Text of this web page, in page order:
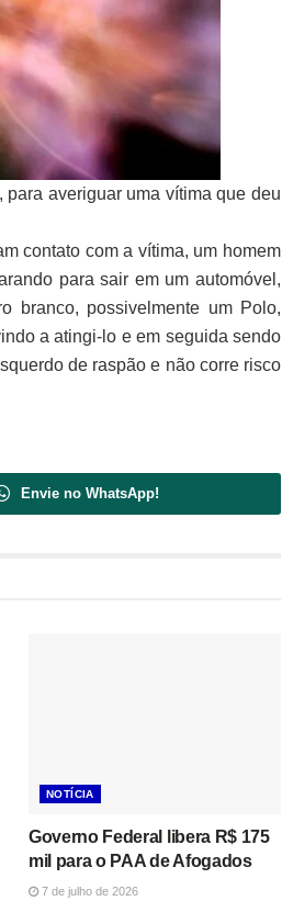
averiguar uma vítima que deu
contato com a vítima, um homem
para sair em um automóvel,
branco, possivelmente um Polo,
a atingi-lo e em seguida sendo
de raspão e não corre risco
Envie no WhatsApp!
NOTÍCIA
Governo Federal libera R$ 175
mil para o PAA de Afogados
7 de julho de 2026